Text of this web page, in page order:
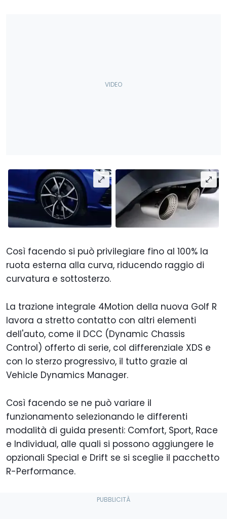
Così facendo si può privilegiare fino al 100% la
ruota esterna alla curva, riducendo raggio di
curvatura e sottosterzo.
La trazione integrale 4Motion della nuova Golf R
lavora a stretto contatto con altri elementi
dell'auto, come il DCC (Dynamic Chassis
Control) offerto di serie, col differenziale XDS e
con lo sterzo progressivo, il tutto grazie al
Vehicle Dynamics Manager.
Così facendo se ne può variare il
funzionamento selezionando le differenti
modalità di guida presenti: Comfort, Sport, Race
e Individual, alle quali si possono aggiungere le
opzionali Special e Drift se si sceglie il pacchetto
R-Performance.